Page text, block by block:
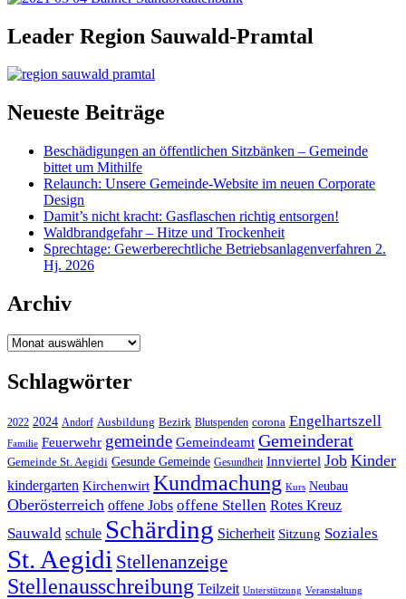
Leader Region Sauwald-Pramtal
Neueste Beiträge
Beschädigungen an öffentlichen Sitzbänken – Gemeinde
bittet um Mithilfe
Relaunch: Unsere Gemeinde-Website im neuen Corporate
Design
Damit’s nicht kracht: Gasflaschen richtig entsorgen!
Waldbrandgefahr – Hitze und Trockenheit
Sprechtage: Gewerberechtliche Betriebsanlagenverfahren 2.
Hj. 2026
Archiv
Archiv
Schlagwörter
2022 2024 Andorf Ausbildung Bezirk Blutspenden corona Engelhartszell
Familie Feuerwehr gemeinde Gemeindeamt Gemeinderat
Gemeinde St. Aegidi Gesunde Gemeinde Gesundheit Innviertel Job Kinder
kindergarten Kirchenwirt Kundmachung Kurs Neubau
Oberösterreich offene Jobs offene Stellen Rotes Kreuz
Sauwald schule Schärding Sicherheit Sitzung Soziales
St. Aegidi Stellenanzeige
Stellenausschreibung Teilzeit Unterstützung Veranstaltung